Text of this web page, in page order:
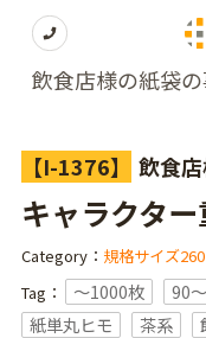
飲食店様の紙袋
【I-1376】 飲食
キャラクタ
Category： 規格サイズ260
Tag：
〜1000枚 90
紙単丸ヒモ
茶系